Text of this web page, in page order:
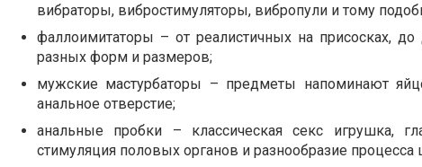
вибраторы, вибростимуляторы, вибропули и тому
фаллоимитаторы – от реалистичных на присосках,
разных форм и размеров;
мужские мастурбаторы – предметы напоминают
анальное отверстие;
анальные пробки – классическая секс игрушка,
стимуляция половых органов и разнообразие процесса